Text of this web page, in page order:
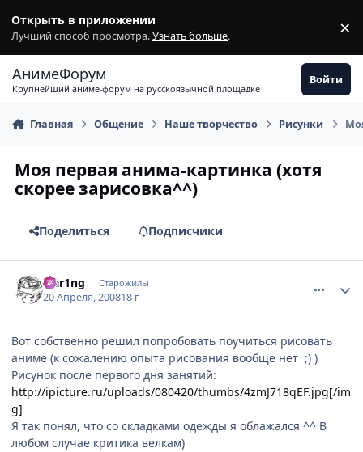
Открыть в приложении
Лучший способ просмотра.Узнать больше. ×
АнимеФорум
Крупнейший аниме-форум на русскоязычной площадке
Войти
Главная Общение Наше творчество Рисунки
Моя первая анима-картинка (хотя
скорее зарисовка^^)
Поделиться Подписчики
Flar1ng Старожилы
20 Апреля, 200818 г
Вот собственно решил попробовать поучиться рисовать
аниме (к сожалению опыта рисования вообще нет ;) )
Рисунок после первого дня занятий:
http://ipicture.ru/uploads/080420/thumbs/4zmJ718qEF.jpg[/im
g]
Я так понял, что со складками одежды я облажался ^^ В
любом случае критика велкам)